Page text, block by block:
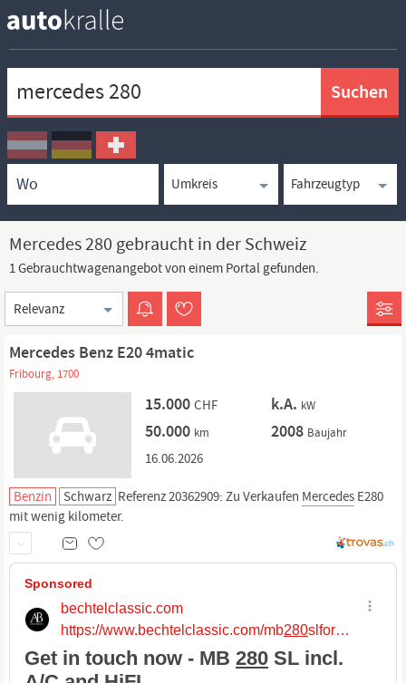
Ortssuche
Umkreissuche
Typsuche
Mercedes 280 gebraucht in der Schweiz
1 Gebrauchtwagenangebot von einem Portal gefunden.
Sortierung
Mercedes Benz E20 4matic
Fribourg, 1700
15.000 CHF k.A. kW
50.000 km 2008 Baujahr
16.06.2026
Benzin Schwarz Referenz 20362909: Zu Verkaufen Mercedes E280
mit wenig kilometer.